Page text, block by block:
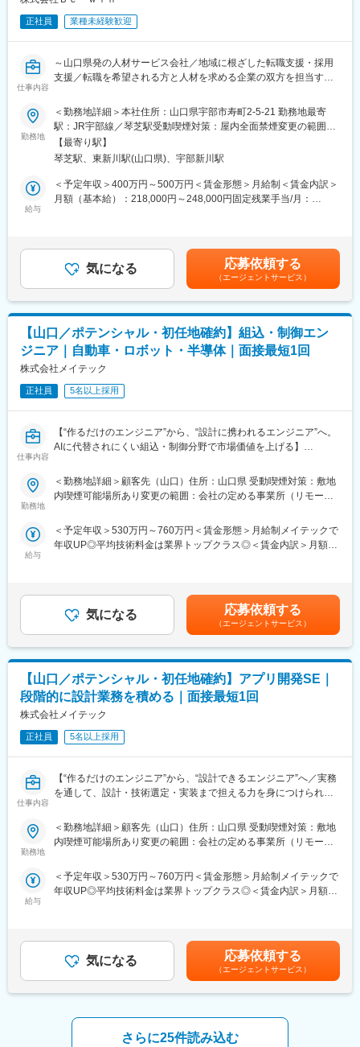
変更の範囲：会社の定める業務
まずは人材企業対応業務からスタートするなど、柔軟に相談しな
がら決めていきます。
・企業への採用ニーズのヒアリング
・求人内容の整理 採用に関する提案
・既存顧客へのフォロー対応
※人材業界の経験がある方やご希望がある方は、求職者対応も担当
可能です。（転職希望者との面談、キャリアの整理や求人提案
等）
・勤務時間は8時から18時の間で6時間
・ライフスタイルに合わせて勤務時間を選択可能
・経験を活かしながら 無理なくキャリアを積める
＊＊＊＊＊＊
時短でも しっかり仕事に向き合いたい。
これからも営業や人材の仕事を続けたい。
そんな想いを応援する募集です。
ぜひ一度 お話ししませんか？
正社員 業種未経験歓迎
仕事内容
～山口県発の人材サービス会社／地域に根ざした転職支援・採用
支援／転職を希望される方と人材を求める企業の双方を担当する
【業務内容】
株式会社Bewinは、山口県発の人材サービス会社として、地域に
根ざした転職支援・採用支援を行ってきました。本ポジションで
は、転職を希望される方と人材を求める企業の双方を担当する両
面型キャリアアドバイザーとして、これまでのご経験を活かしな
がら、より質の高いマッチングを担っていただきます。
・転職希望者とのキャリア面談の実施
・これまでのご経歴やスキル、志向性を踏まえたキャリア整理
・中長期的な視点での求人提案・キャリア提案
■企業への対応・人材提案
・企業の採用背景や課題を踏まえた採用ニーズのヒアリング
・求める人物像・採用条件の整理、採用戦略のすり合わせ
・マッチする人材の提案および選考プロセスの調整
・選考状況の管理、採用決定までのフォロー
・継続的な関係構築を通じた採用支援
※既存取引先への対応を中心に、
お問い合わせやご紹介を通じた新たな企業対応にも携わっていた
だきます。
■顧客の採用課題に対して、決まった型に当てはめるのではなく、
ご自身のこれまでの経験や知見を活かしながら、最適なアプロー
チャレンジを歓迎する社風で、成功事例やノウハウの共有も活発
なため、試行錯誤を重ねながら専門性を高めていける環境があり
ています。これまで培ってきたスタイルを活かしながら、より付
加価値の高い支援や提案に挑戦できる環境です。
6名
変更の範囲：会社の定める業務
勤務地
＜勤務地詳細＞本社住所：山口県宇部市寿町2-5-21 勤務地最寄
駅：JR宇部線／琴芝駅受動喫煙対策：屋内全面禁煙変更の範囲：
会社の定める事業所（リモートワーク含む）
【最寄り駅】
琴芝駅、東新川駅(山口県)、宇部新川駅
給与
＜予定年収＞400万円～500万円＜賃金形態＞月給制＜賃金内訳＞
月額（基本給）：218,000円～248,000円固定残業手当/月：
回数：2回賞与実績：昨年度実績2ヶ月/年賃金はあくまでも目安の
金額であり、選考を通じて上下する可能性があります。月給(月額)
は固定手当を含めた表記です。
気になる 応募依頼する
（エージェントサービス）
【山口／ポテンシャル・初任地確約】組込・制御エン
ジニア｜自動車・ロボット・半導体｜面接最短1回
株式会社メイテック
正社員 5名以上採用
仕事内容
【“作るだけのエンジニア”から、“設計に携われるエンジニア”へ。
AIに代替されにくい組込・制御分野で市場価値を上げる】
■こんな方におすすめです
・将来もなくならないスキルを身につけたい
■求人の特徴
心）
・制御・機械・ITを横断したスキル形成
■業務内容
まずは現場で“動く仕組み”を理解するところからスタートします。
▼初期業務
・車載機器や設備のテスト・評価
・センサや制御装置の動作確認
・不具合解析・ログ分析
▼ステップアップ
・設備立上げ・デバッグ
▼将来像
・システム全体設計
・自動化ライン構想
・自動運転・車載ECU開発
・半導体製造装置（スマートファクトリー）
・電力・エネルギー設備
「生活や産業を止めないシステム」に関わる仕事です
■魅力
◎AIに代替されにくいスキル
・物理世界（機械・電気）との接続領域
◎“実機”を触る経験
勤務地
＜勤務地詳細＞顧客先（山口）住所：山口県 受動喫煙対策：敷地
内喫煙可能場所あり変更の範囲：会社の定める事業所（リモート
給与
＜予定年収＞530万円～760万円＜賃金形態＞月給制メイテックで
年収UP◎平均技術料金は業界トップクラス◎＜賃金内訳＞月額
賃金はあくまでも目安の金額であり、選考を通じて上下する可能
性があります。月給(月額)は固定手当を含めた表記です。
気になる 応募依頼する
（エージェントサービス）
【山口／ポテンシャル・初任地確約】アプリ開発SE｜
段階的に設計業務を積める｜面接最短1回
株式会社メイテック
正社員 5名以上採用
仕事内容
【“作るだけのエンジニア”から、“設計できるエンジニア”へ／実務
を通して、設計・技術選定・実装まで担える力を身につけられま
■こんな方におすすめです
・AIやDXに興味はあるが実務経験がない
・将来も技術者として成長し続けたい
・上流工程案件 約90％（設計へステップアップ可能）
・技術単価平均5,881円（スキルアップ＝年収UP）
・取引先4,000社以上／案件数が豊富
・DX・AI・IoTなど将来性の高い領域に挑戦可能
■業務内容
まずはこれまでの経験に応じた業務からスタートし、設計領域へ
勤務地
＜勤務地詳細＞顧客先（山口）住所：山口県 受動喫煙対策：敷地
内喫煙可能場所あり変更の範囲：会社の定める事業所（リモート
給与
＜予定年収＞530万円～760万円＜賃金形態＞月給制メイテックで
年収UP◎平均技術料金は業界トップクラス◎＜賃金内訳＞月額
賃金はあくまでも目安の金額であり、選考を通じて上下する可能
性があります。月給(月額)は固定手当を含めた表記です。
気になる 応募依頼する
（エージェントサービス）
さらに25件読み込む